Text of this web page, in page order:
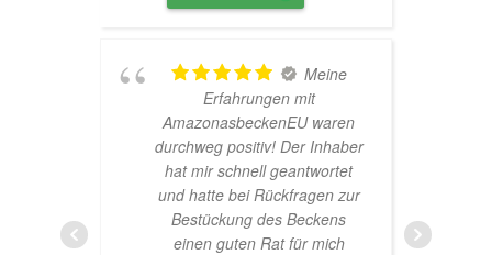
Meine
Erfahrungen mit
AmazonasbeckenEU waren
durchweg positiv! Der Inhaber
hat mir schnell geantwortet
und hatte bei Rückfragen zur
Bestückung des Beckens
einen guten Rat für mich